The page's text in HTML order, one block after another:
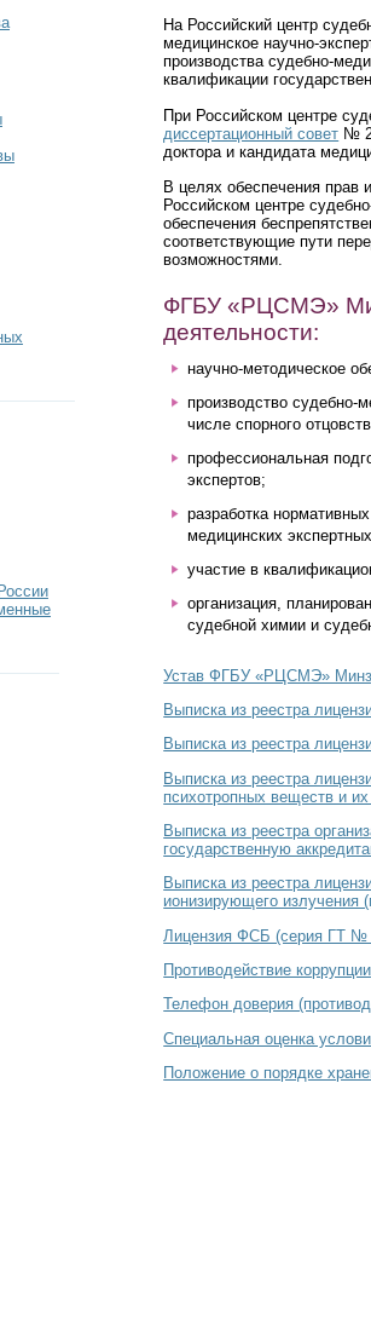
На Российский центр
медицинское научно-
производства судебно-
квалификации
При Российском центре
диссертационный совет №
доктора и кандидата
В целях обеспечения прав
Российском центре
обеспечения
соответствующие пути
возможностями.
ФГБУ «РЦСМЭ»
деятельности:
научно-методическое
производство судебно-
числе спорного
профессиональная
экспертов;
разработка
медицинских
участие в
организация,
судебной химии и
Устав ФГБУ «РЦСМЭ»
Выписка из реестра
Выписка из реестра
Выписка из реестра
психотропных веществ и
Выписка из реестра
государственную
Выписка из реестра
ионизирующего излучения
Лицензия ФСБ (серия ГТ №
Противодействие коррупции
Телефон доверия
Специальная оценка
Положение о порядке